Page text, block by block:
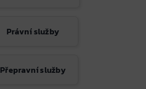
Právní služby
Přepravní služby